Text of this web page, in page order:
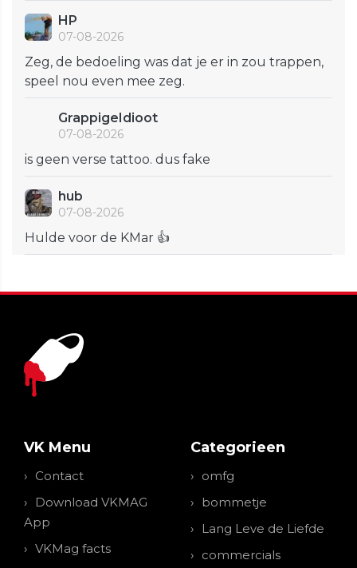
HP
07-08-2026
Zeg, de bedoeling was dat je er in zou trappen,
speel nou even mee zeg.
GrappigeIdioot
07-08-2026
is geen verse tattoo. dus fake
hub
07-08-2026
Hulde voor de KMar 👍
VK Menu
Contact
Download VKMAG
App
VKMag facts
Categorieen
omfg
bommetje
Lang Leve de Liefde
commercials